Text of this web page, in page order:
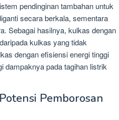
pendinginan tambahan untuk
secara berkala, sementara
Sebagai hasilnya, kulkas dengan
kulkas yang tidak
dengan efisiensi energi tinggi
dampaknya pada tagihan listrik
Pemborosan